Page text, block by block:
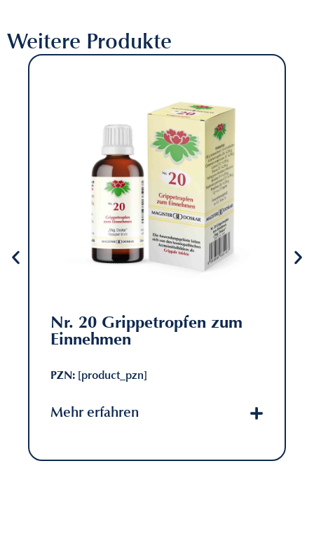
Weitere Produkte
Nr. 20 Grippetropfen zum
Einnehmen
PZN: [product_pzn]
Mehr erfahren